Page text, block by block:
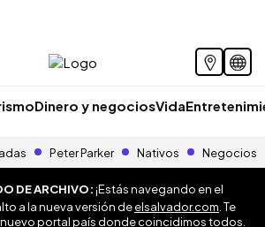
Dinero y negociosVida
Peter Parker Nativos Negocios
DE ARCHIVO:¡Estás navegando en el
a la nueva versión deelsalvador.com . Te
portal país donde coincidimos todos.